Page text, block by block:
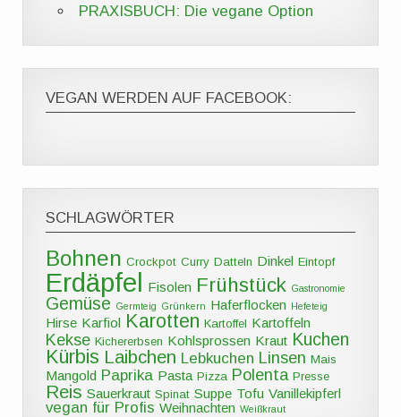
PRAXISBUCH: Die vegane Option
VEGAN WERDEN AUF FACEBOOK:
SCHLAGWÖRTER
Bohnen Crockpot Curry Datteln Dinkel Eintopf
Erdäpfel Fisolen Frühstück Gastronomie
Gemüse Germteig Grünkern Haferflocken Hefeteig
Hirse Karfiol Karotten Kartoffel Kartoffeln
Kekse Kichererbsen Kohlsprossen Kraut Kuchen
Kürbis Laibchen Lebkuchen Linsen Mais
Mangold Paprika Pasta Pizza Polenta Presse
Reis Sauerkraut Spinat Suppe Tofu Vanillekipferl
vegan für Profis Weihnachten Weißkraut